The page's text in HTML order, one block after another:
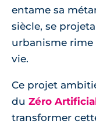
entame sa
siècle, se
urbanisme
vie.
Ce projet
du Zéro
transformer